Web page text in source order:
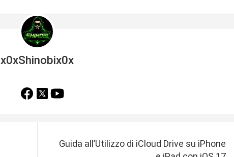
x0xShinobix0x
Guida all’Utilizzo di iCloud Drive su iPhone